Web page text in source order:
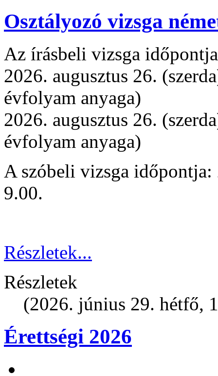
Osztályozó vizsga
Az írásbeli vizsga
2026. augusztus 26.
évfolyam anyaga)
2026. augusztus 26.
évfolyam anyaga)
A szóbeli vizsga
9.00.
Részletek...
Részletek
(2026. június 29. hétfő,
Érettségi 2026